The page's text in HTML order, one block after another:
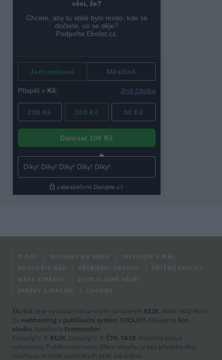
O NÁS NOVINKY NA WEBU
INZERUJTE U NÁS
PODPOŘTE NÁS
PŘEBÍRÁNÍ OBSAHU
TIŠTĚNÝ EKOLIST
MAPA STRÁNEK
DEJTE O SOBĚ VĚDĚT
ZPRÁVY E-MAILEM
COOKIES
Ekolist.cz je vydáván občanským sdružením BEZK. ISSN 1802-9019.
Za webhosting a publikační systém TOOLKIT děkujeme Ecn
studiu. Navštivte Ecomonitor.
Copyright © BEZK. Copyright © ČTK, TASR. Všechna práva
vyhrazena. Publikování nebo šíření obsahu je bez předchozího
souhlasu držitele autorských práv zakázáno.